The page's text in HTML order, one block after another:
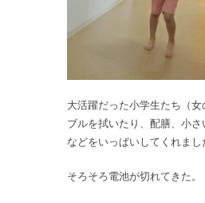
大活躍だった小学生たち（
ブルを拭いたり、配膳、小
などをいっぱいしてくれまし
そろそろ電池が切れてきた。